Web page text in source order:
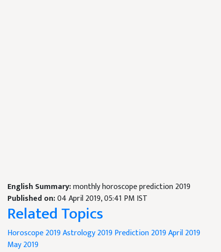
English Summary:monthly horoscope prediction 2019
Published on:04 April 2019, 05:41 PM IST
Related Topics
Horoscope 2019Astrology 2019Prediction 2019April 2019
May 2019